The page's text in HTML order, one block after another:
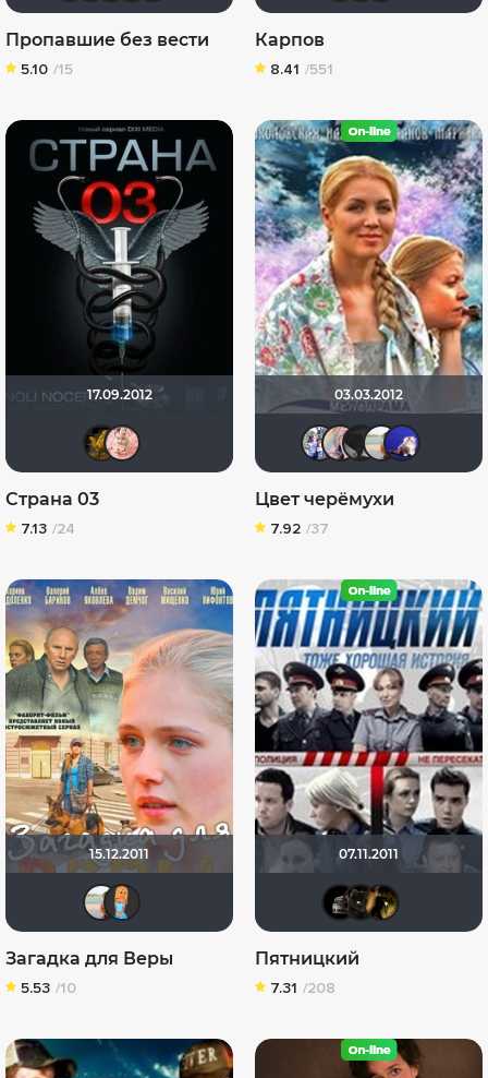
Пропавшие без вести
5.10 /15
Карпов
8.41 /551
17.09.2012
Сергей-Александрович
Страна 03
7.13 /24
03.03.2012
Риша_88
Цвет черёмухи
7.92 /37
15.12.2011
Загадка для Веры
5.53 /10
07.11.2011
Пятницкий
7.31 /208